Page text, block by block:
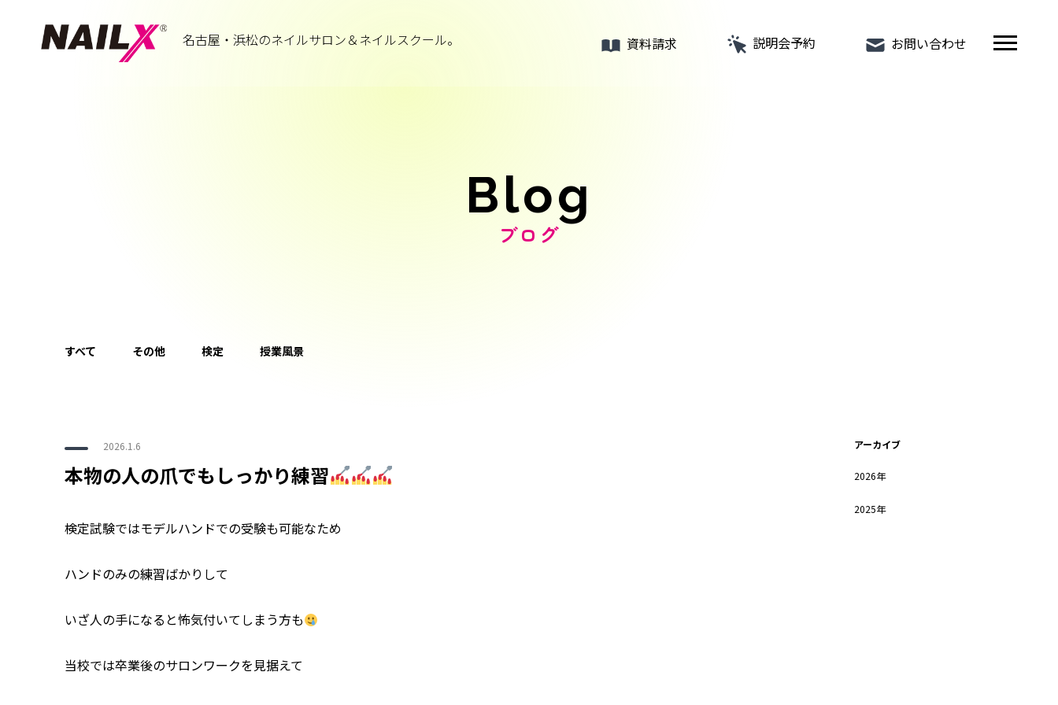
名古屋・浜松のネイルサロン＆ネイルスクール。 資料請求 説明会予約 お問い合わせ
Blog
ブログ
すべて その他 検定 授業風景
2026.1.6
本物の人の爪でもしっかり練習
検定試験ではモデルハンドでの受験も可能なため
ハンドのみの練習ばかりして
いざ人の手になると怖気付いてしまう方も
当校では卒業後のサロンワークを見据えて
アーカイブ
2026年
2025年